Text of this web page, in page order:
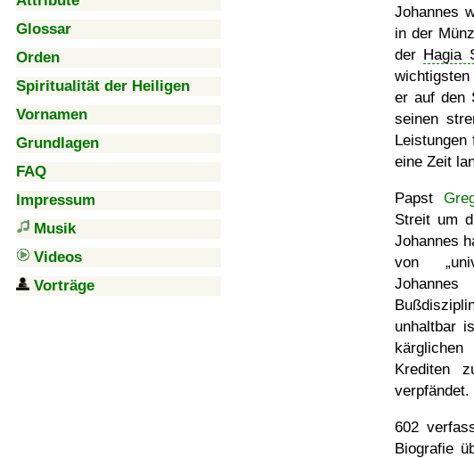
Glossar
Orden
Spiritualität der Heiligen
Vornamen
Grundlagen
FAQ
Impressum
Musik
Videos
Vorträge
Johannes
in der
der Hagia
wichtigsten
er auf den
seinen
eine Zeit
Papst
Streit um
Johannes
von
unhaltbar
Krediten
verpfändet.
602
Biografie